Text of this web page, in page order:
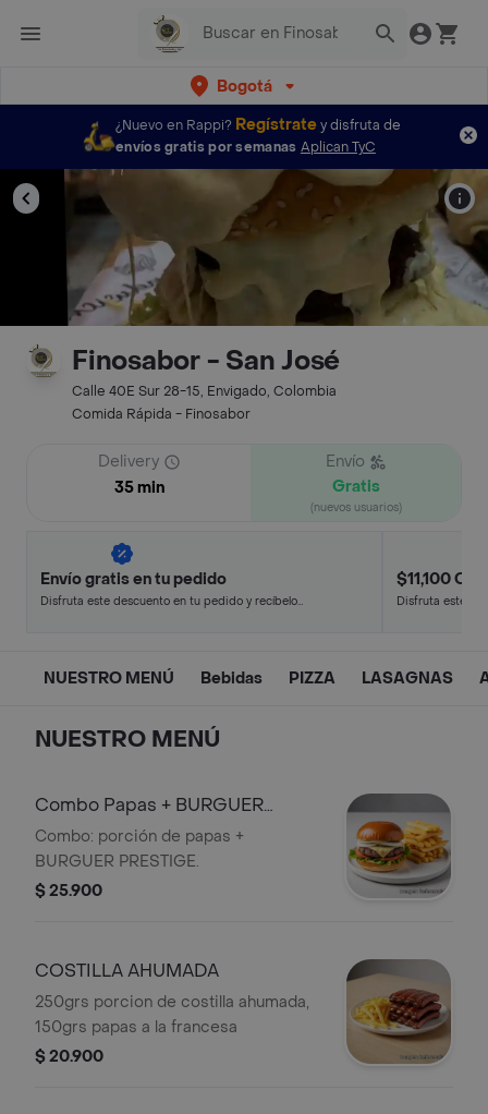
Bogotá
¿Nuevo en Rappi? Regístratey disfruta de
envíos gratis por semanas Aplican TyC
Finosabor - San José
Calle 40E Sur 28-15, Envigado, Colombia
Comida Rápida - Finosabor
Delivery
35 min
Envío
Gratis
(nuevos usuarios)
Envío gratis en tu pedido
Disfruta este descuento en tu pedido y recíbelo
$11,100 Off
Disfruta este
NUESTRO MENÚ Bebidas PIZZA LASAGNAS
NUESTRO MENÚ
Combo Papas + BURGUER
PRESTIGE
Combo: porción de papas +
BURGUER PRESTIGE.
$ 25.900
COSTILLA AHUMADA
250grs porcion de costilla ahumada,
150grs papas a la francesa
$ 20.900